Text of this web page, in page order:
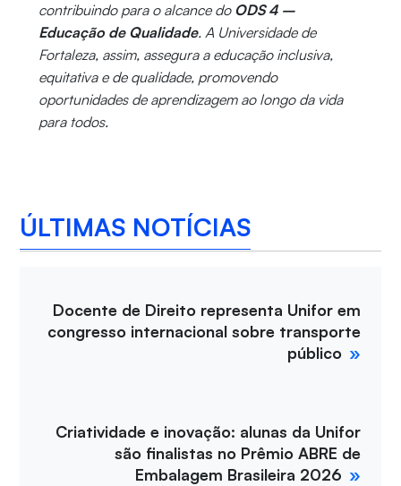
contribuindo para o alcance do ODS 4 –
Educação de Qualidade. A Universidade de
Fortaleza, assim, assegura a educação inclusiva,
equitativa e de qualidade, promovendo
oportunidades de aprendizagem ao longo da vida
para todos.
ÚLTIMAS NOTÍCIAS
Docente de Direito representa Unifor em
congresso internacional sobre transporte
público
Criatividade e inovação: alunas da Unifor
são finalistas no Prêmio ABRE de
Embalagem Brasileira 2026